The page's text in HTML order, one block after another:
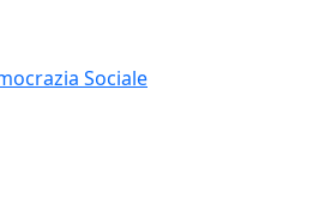
Sociale